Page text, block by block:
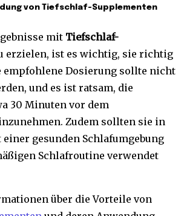
von Tiefschlaf-Supplementen
mit Tiefschlaf-
erzielen, ist es wichtig, sie richtig
empfohlene Dosierung sollte nicht
und es ist ratsam, die
30 Minuten vor dem
Zudem sollten sie in
gesunden Schlafumgebung
Schlafroutine verwendet
über die Vorteile von